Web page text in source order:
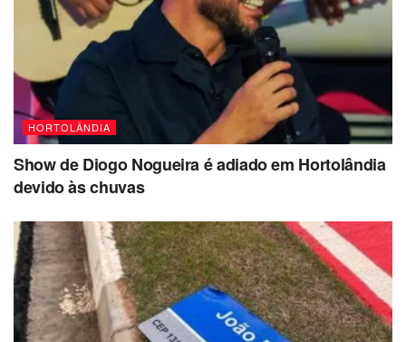
HORTOLÂNDIA
Show de Diogo Nogueira é adiado em Hortolândia
devido às chuvas